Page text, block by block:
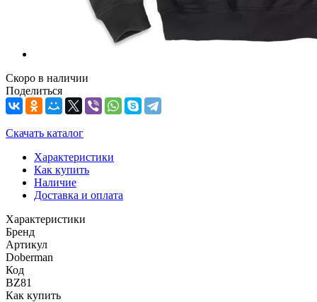
Скоро в наличии
Поделиться
Скачать каталог
Характеристики
Как купить
Наличие
Доставка и оплата
Характеристики
Бренд
Артикул
Doberman
Код
BZ81
Как купить